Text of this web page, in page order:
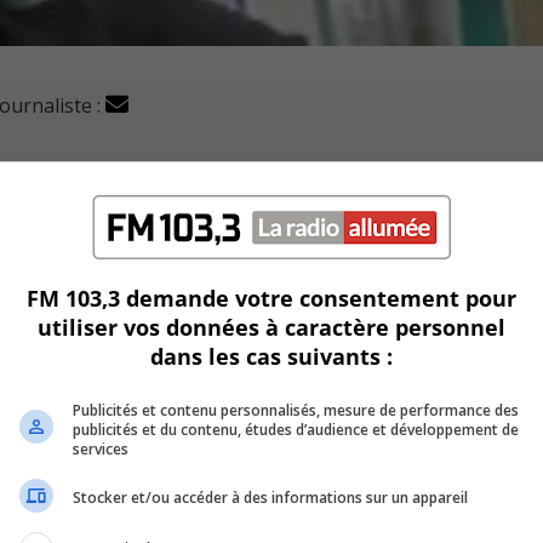
:
Alexandre Imbeault, 35 ans, de Cacouna.
de Montréal.
Toyota Corolla gris immatriculé G89 FRE.
cheveux noirs et les yeux bruns.
de diable sur la poitrine.
noir avec capuchon orange de la compagnie
FM 103,3 demande votre consentement pour
utiliser vos données à caractère personnel
dans les cas suivants :
Publicités et contenu personnalisés, mesure de performance des
publicités et du contenu, études d’audience et développement de
services
Stocker et/ou accéder à des informations sur un appareil